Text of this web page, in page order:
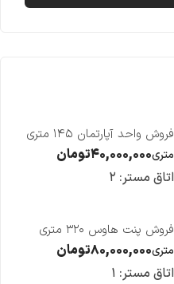
فروش واحد آپارتمان ۱۴۵ متری
با ویو رو به دریا در فریدونکنار
متری۴۰,۰۰۰,۰۰۰تومان
اتاق مستر: ۲
فروش پنت هاوس ۳۲۰ متری
لوکس در طبقه چهاردهم
فریدونکنار
متری۸۰,۰۰۰,۰۰۰تومان
اتاق مستر: ۱